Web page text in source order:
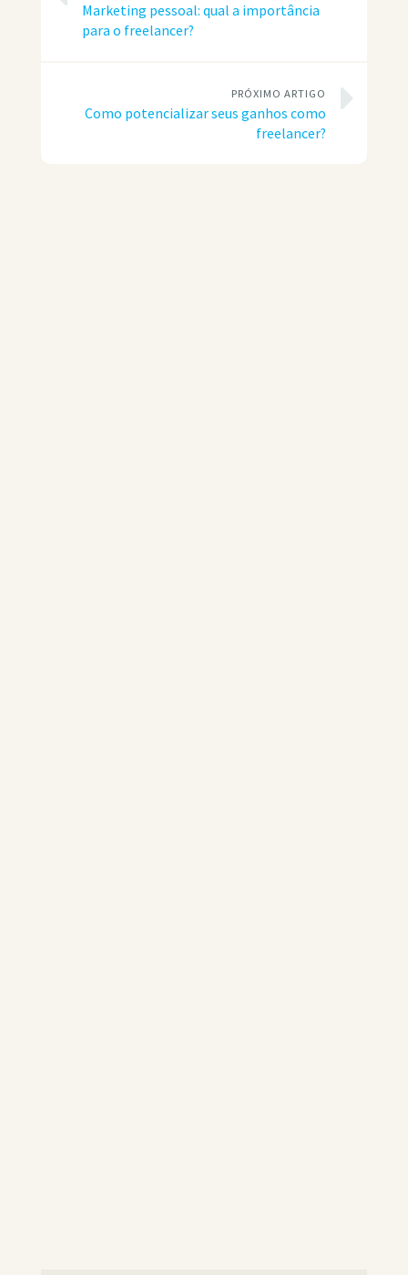
Marketing pessoal: qual a importância
para o freelancer?
PRÓXIMO ARTIGO
Como potencializar seus ganhos como
freelancer?